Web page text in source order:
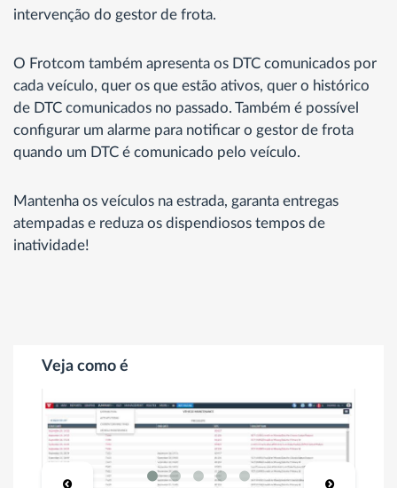
intervenção do gestor de frota.
O Frotcom também apresenta os DTC comunicados por
cada veículo, quer os que estão ativos, quer o histórico
de DTC comunicados no passado. Também é possível
configurar um alarme para notificar o gestor de frota
quando um DTC é comunicado pelo veículo.
Mantenha os veículos na estrada, garanta entregas
atempadas e reduza os dispendiosos tempos de
inatividade!
Veja como é